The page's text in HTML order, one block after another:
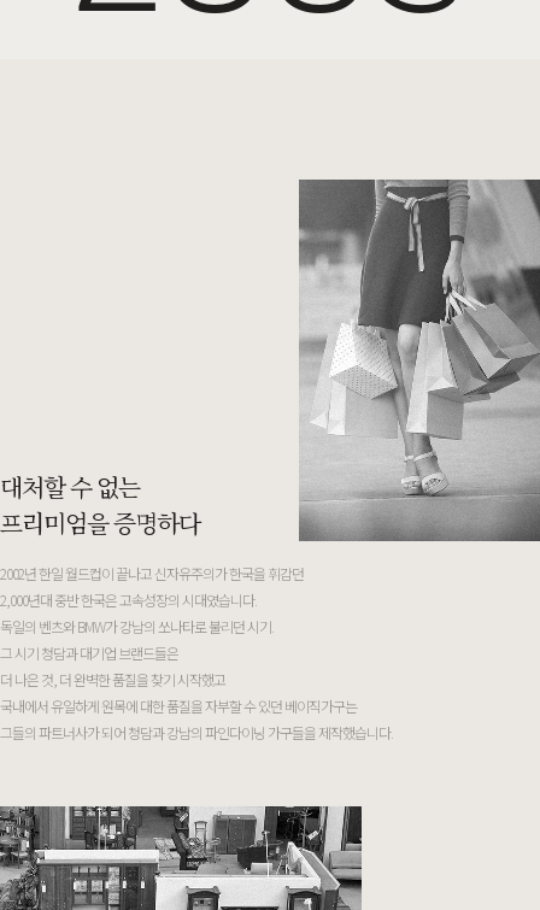
1995
2000
대처할 수 없는
프리미엄을 증명하다
2002년 한일 월드컵이 끝나고 신자유주의가 한국을 휘감던
2,000년대 중반 한국은 고속성장의 시대였습니다.
독일의 벤츠와 BMW가 강남의 쏘나타로 불리던 시기.
그 시기 청담과 대기업 브랜드들은
더 나은 것, 더 완벽한 품질을 찾기 시작했고
국내에서 유일하게 원목에 대한 품질을 자부할 수 있던 베이직가구는
그들의 파트너사가 되어 청담과 강남의 파인다이닝 가구들을 제작했습니다.